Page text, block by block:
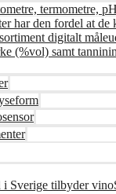
termometre,
har den fordel at
digitalt
(%vol) samt
Sverige tilbyder